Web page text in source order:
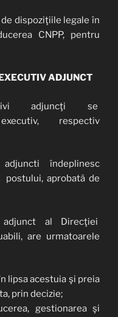
dispoziţiile legale în
CNPP, pentru
ADJUNCT
adjuncţi se
respectiv
îndeplinesc
aprobatâ de
adjunct al Direcţiei
are urmatoarele
lipsa acestuia şi preia
prin decizie;
gestionarea şi